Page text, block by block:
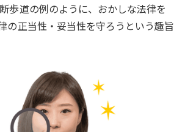
歩道の例のように、おかしな法律を
の正当性・妥当性を守ろうという趣旨